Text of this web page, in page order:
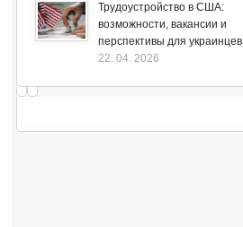
Трудоустройство в США:
возможности, вакансии и
перспективы для украинцев
22. 04. 2026